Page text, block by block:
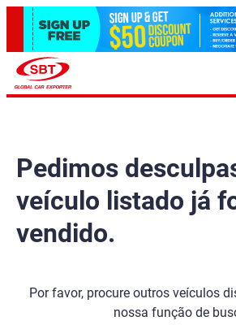
Pedimos
veículo listado já
vendido.
Por favor, procure outros veículos
nossa função de